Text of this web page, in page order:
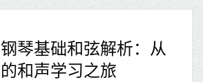
琴基础和弦解析：从
和声学习之旅